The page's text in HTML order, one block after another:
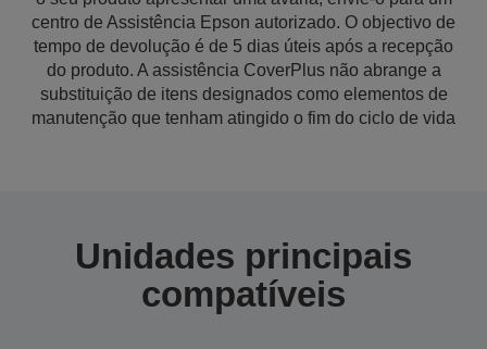
centro de Assistência Epson autorizado. O objectivo de
tempo de devolução é de 5 dias úteis após a recepção
do produto. A assistência CoverPlus não abrange a
substituição de itens designados como elementos de
manutenção que tenham atingido o fim do ciclo de vida
Unidades principais
compatíveis